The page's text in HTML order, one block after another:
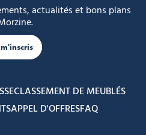
actualités et bons plans
CLASSEMENT DE MEUBLÉS
APPEL D'OFFRESFAQ